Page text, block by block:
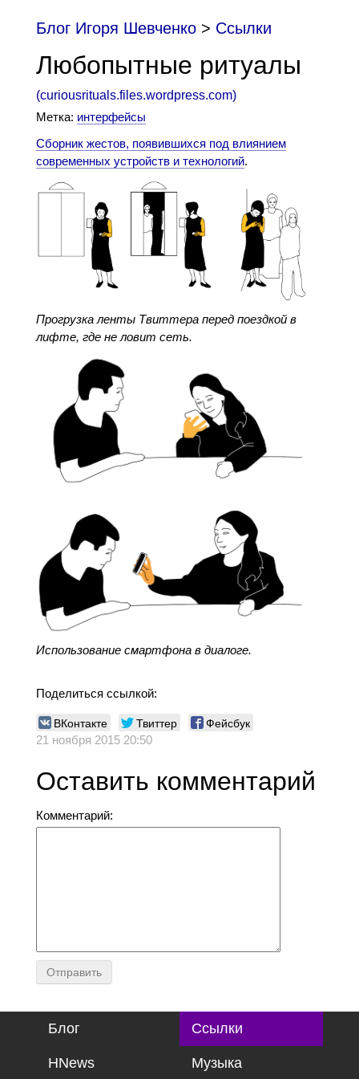
Блог Игоря Шевченко> Cсылки
Любопытные ритуалы
(curiousrituals.files.wordpress.com)
Метка: интерфейсы
Сборник жестов, появившихся под влиянием
современных устройств и технологий.
Прогрузка ленты Твиттера перед поездкой в
лифте, где не ловит сеть.
Использование смартфона в диалоге.
Поделиться ссылкой:
ВКонтакте Твиттер Фейсбук
21 ноября 2015 20:50
Оставить комментарий
Комментарий:
Блог Ссылки
HNews Музыка